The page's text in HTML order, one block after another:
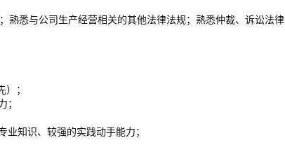
熟悉与公司生产经营相关的其他法律法规；熟悉仲裁、诉讼法律
；
；
知识、较强的实践动手能力；